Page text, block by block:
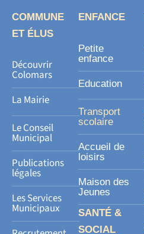
s
r
COMMUNE
ET ÉLUS
Découvrir
Colomars
La Mairie
Le Conseil
Municipal
Publications
légales
Les Services
Municipaux
ENFANCE
Petite
enfance
Education
Transport
scolaire
Accueil de
loisirs
Maison des
Jeunes
SANTÉ &
SOCIAL